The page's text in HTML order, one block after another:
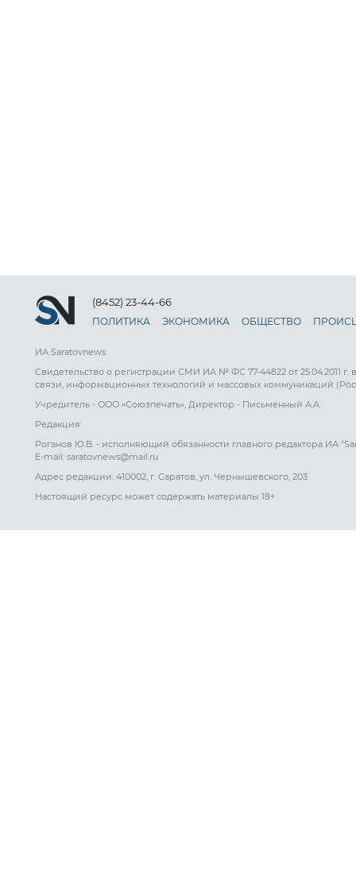
(8452) 23-44-66
ПОЛИТИКА ЭКОНОМИКА ОБЩЕСТВО
ИА Saratovnews
Свидетельство о регистрации СМИ ИА № ФС 77-44822 от 25.04.2011
связи, информационных технологий и массовых коммуникаций
Учредитель - ООО «Союзпечать», Директор - Письменный А.А.
Редакция:
Роганов Ю.В. - исполняющий обязанности главного редактора ИА
E-mail: saratovnews@mail.ru
Адрес редакции: 410002, г. Саратов, ул. Чернышевского, 203
Настоящий ресурс может содержать материалы 18+